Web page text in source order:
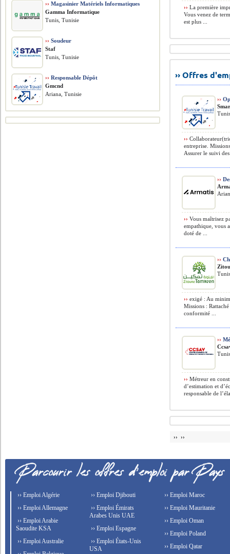
›› La première
Vous venez de
est plus ...
›› Offres
››
››
entreprise.
Assurer le suivi
››
›› Vous maîtrisez
empathique, vous
doté de ...
››
›› exigé : Au
Missions :
conformité ...
››
›› Métreur en
d’estimation et
responsable de
›› ››
›› Magasinier Matériels Informatiques
Gamma Informatique
Tunis, Tunisie
›› Soudeur
Staf
Tunis, Tunisie
›› Responsable Dépôt
Gmcnd
Ariana, Tunisie
›› Emploi Algérie
›› Emploi Allemagne
›› Emploi Arabie
Saoudite KSA
›› Emploi Australie
›› Emploi Djibouti
›› Emploi Émirats
Arabes Unis UAE
›› Emploi Espagne
›› Emploi États-Unis
USA
›› Emploi Maroc
›› Emploi Mauritanie
›› Emploi Oman
›› Emploi Poland
›› Emploi Qatar